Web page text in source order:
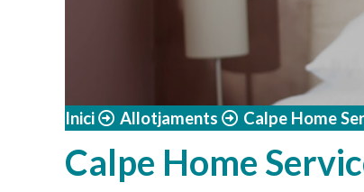
Inici Allotjaments Calpe Home
Calpe Home